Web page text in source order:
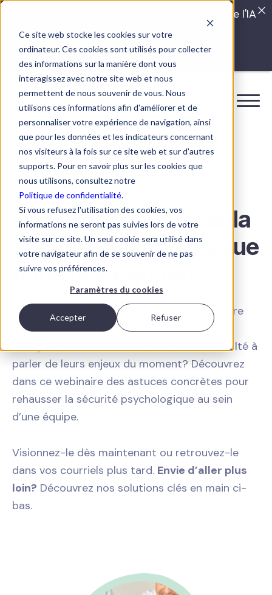
Ce site web stocke les cookies sur votre
ordinateur. Ces cookies sont utilisés pour collecter
des informations sur la manière dont vous
interagissez avec notre site web et nous
permettent de nous souvenir de vous. Nous
utilisons ces informations afin d'améliorer et de
personnaliser votre expérience de navigation, ainsi
que pour les données et les indicateurs concernant
nos visiteurs à la fois sur ce site web et sur d'autres
supports. Pour en savoir plus sur les cookies que
nous utilisons, consultez notre
Politique de confidentialité.
Si vous refusez l'utilisation des cookies, vos
informations ne seront pas suivies lors de votre
visite sur ce site. Un seul cookie sera utilisé dans
votre navigateur afin de se souvenir de ne pas
suivre vos préférences.
Paramètres du cookies
Accepter Refuser
REDIFFUSION DU WEBINAIRE
Comment rehausser la
sécurité psychologique
dans une équipe?
Sentez-vous un climat tendu au sein de votre
équipe? Avez-vous l’impression que vos
collègues ou collaborateurs ont de la difficulté à
parler de leurs enjeux du moment? Découvrez
dans ce webinaire des astuces concrètes pour
rehausser la sécurité psychologique au sein
d’une équipe.
Visionnez-le dès maintenant ou retrouvez-le
dans vos courriels plus tard. Envie d’aller plus
loin? Découvrez nos solutions clés en main ci-
bas.
Quels sont les véritables impacts cachés de l'IA
dans vos équipes?
LISEZ LE GUIDE INTERDIT